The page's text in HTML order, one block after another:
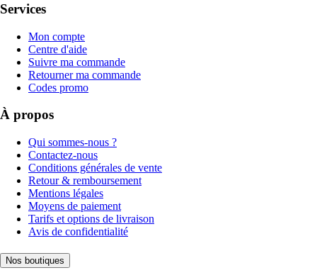
Services
Mon compte
Centre d'aide
Suivre ma commande
Retourner ma commande
Codes promo
À propos
Qui sommes-nous ?
Contactez-nous
Conditions générales de vente
Retour & remboursement
Mentions légales
Moyens de paiement
Tarifs et options de livraison
Avis de confidentialité
Nos boutiques